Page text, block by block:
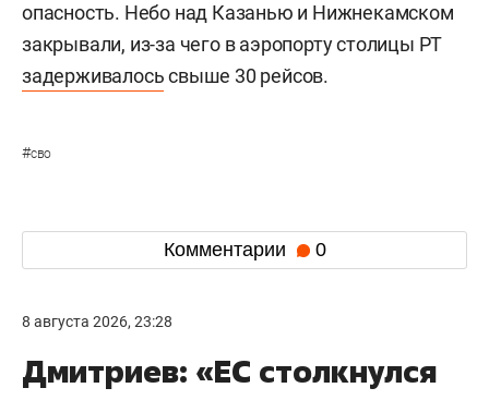
опасность. Небо над Казанью и Нижнекамском
закрывали, из-за чего в аэропорту столицы РТ
задерживалосьсвыше 30 рейсов.
#сво
Комментарии 0
8 августа 2026, 23:28
Дмитриев: «ЕС столкнулся